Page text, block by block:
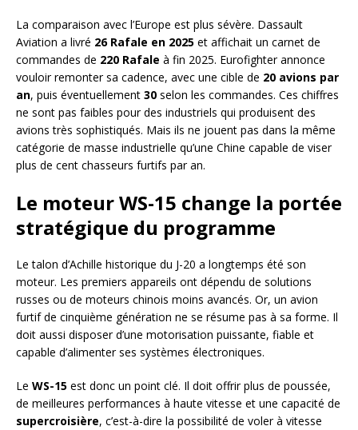
La comparaison avec l’Europe est plus sévère. Dassault
Aviation a livré 26 Rafale en 2025 et affichait un carnet de
commandes de 220 Rafale à fin 2025. Eurofighter annonce
vouloir remonter sa cadence, avec une cible de 20 avions par
an, puis éventuellement 30 selon les commandes. Ces chiffres
ne sont pas faibles pour des industriels qui produisent des
avions très sophistiqués. Mais ils ne jouent pas dans la même
catégorie de masse industrielle qu’une Chine capable de viser
plus de cent chasseurs furtifs par an.
Le moteur WS-15 change la portée
stratégique du programme
Le talon d’Achille historique du J-20 a longtemps été son
moteur. Les premiers appareils ont dépendu de solutions
russes ou de moteurs chinois moins avancés. Or, un avion
furtif de cinquième génération ne se résume pas à sa forme. Il
doit aussi disposer d’une motorisation puissante, fiable et
capable d’alimenter ses systèmes électroniques.
Le WS-15 est donc un point clé. Il doit offrir plus de poussée,
de meilleures performances à haute vitesse et une capacité de
supercroisière, c’est-à-dire la possibilité de voler à vitesse